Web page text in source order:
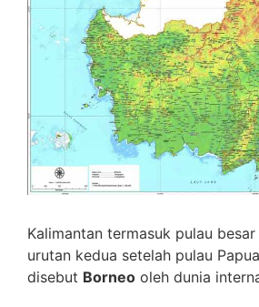
Kalimantan termasuk pulau
urutan kedua setelah pulau
disebut Borneo oleh dunia